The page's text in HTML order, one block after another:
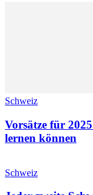
Schweiz
Vorsätze für
lernen können
Schweiz